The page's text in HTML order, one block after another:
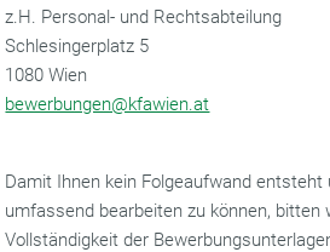
z.H. Personal- und Rechtsabteilung
Schlesingerplatz 5
1080 Wien
bewerbungen@kfawien.at
Damit Ihnen kein Folgeaufwand entsteht
umfassend bearbeiten zu können, bitten
Vollständigkeit der